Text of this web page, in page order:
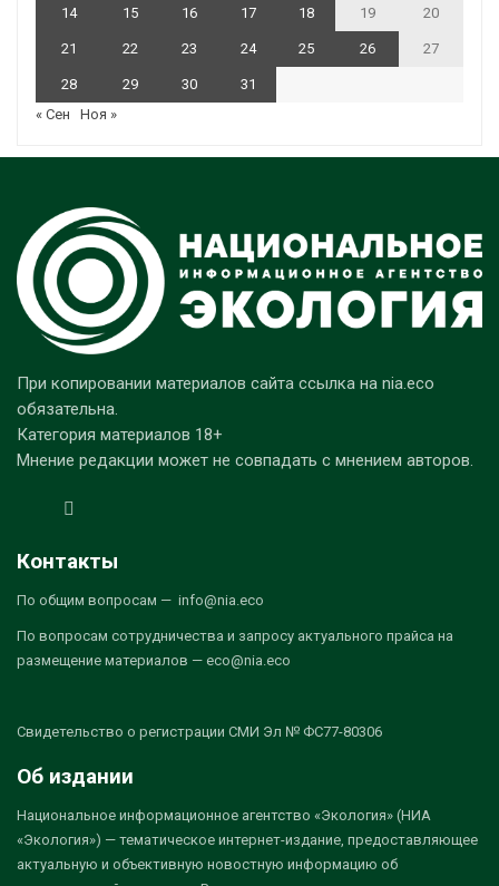
14 15 16 17 18 19 20
21 22 23 24 25 26 27
28 29 30
31
« Сен
Ноя »
При копировании материалов сайта ссылка на nia.eco
обязательна.
Категория материалов 18+
Мнение редакции может не совпадать с мнением авторов.
Контакты
По общим вопросам — info@nia.eco
По вопросам сотрудничества и запросу актуального прайса на
размещение материалов — eco@nia.eco
Свидетельство о регистрации СМИ Эл № ФС77-80306
Об издании
Национальное информационное агентство «Экология» (НИА
«Экология») — тематическое интернет-издание, предоставляющее
актуальную и объективную новостную информацию об